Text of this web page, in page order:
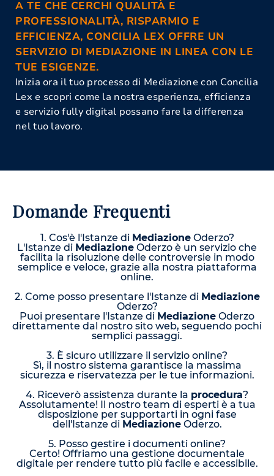
A TE CHE CERCHI QUALITÀ E
PROFESSIONALITÀ, RISPARMIO E
EFFICIENZA, CONCILIA LEX OFFRE UN
SERVIZIO DI MEDIAZIONE IN LINEA CON LE
TUE ESIGENZE.
Inizia ora il tuo processo di Mediazione con Concilia
Lex e scopri come la nostra esperienza, efficienza
e servizio fully digital possano fare la differenza
nel tuo lavoro.
Domande Frequenti
1. Cos'è l'Istanze di MediazioneOderzo?
L'Istanze di Mediazione Oderzo è un servizio che
facilita la risoluzione delle controversie in modo
semplice e veloce, grazie alla nostra piattaforma
online.
2. Come posso presentare l'Istanze di Mediazione
Oderzo?
Puoi presentare l'Istanze di Mediazione Oderzo
direttamente dal nostro sito web, seguendo pochi
semplici passaggi.
3. È sicuro utilizzare il servizio online?
Sì, il nostro sistema garantisce la massima
sicurezza e riservatezza per le tue informazioni.
4. Riceverò assistenza durante la procedura?
Assolutamente! Il nostro team di esperti è a tua
disposizione per supportarti in ogni fase
dell'Istanze di MediazioneOderzo.
5. Posso gestire i documenti online?
Certo! Offriamo una gestione documentale
digitale per rendere tutto più facile e accessibile.